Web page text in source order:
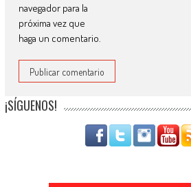
navegador para la
próxima vez que
haga un comentario.
¡SÍGUENOS!